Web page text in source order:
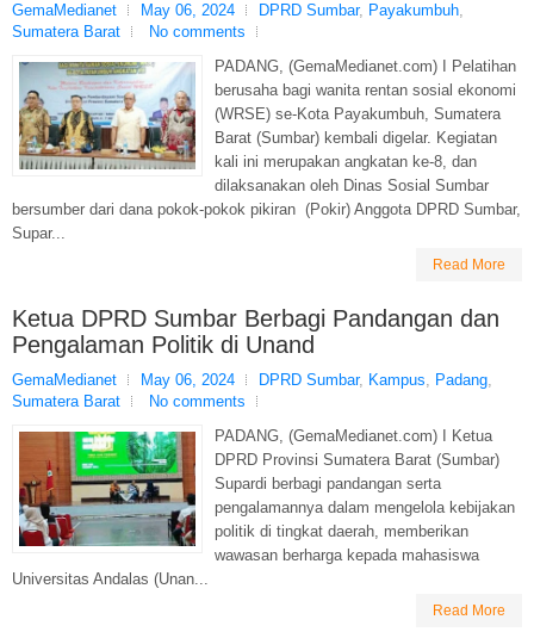
GemaMedianet May 06, 2024 DPRD Sumbar, Payakumbuh,
Sumatera Barat
No comments
PADANG, (GemaMedianet.com) I Pelatihan
berusaha bagi wanita rentan sosial ekonomi
(WRSE) se-Kota Payakumbuh, Sumatera
Barat (Sumbar) kembali digelar. Kegiatan
kali ini merupakan angkatan ke-8, dan
dilaksanakan oleh Dinas Sosial Sumbar
bersumber dari dana pokok-pokok pikiran (Pokir) Anggota DPRD Sumbar,
Supar...
Read More
Ketua DPRD Sumbar Berbagi Pandangan dan
Pengalaman Politik di Unand
GemaMedianet May 06, 2024 DPRD Sumbar, Kampus, Padang,
Sumatera Barat
No comments
PADANG, (GemaMedianet.com) I Ketua
DPRD Provinsi Sumatera Barat (Sumbar)
Supardi berbagi pandangan serta
pengalamannya dalam mengelola kebijakan
politik di tingkat daerah, memberikan
wawasan berharga kepada mahasiswa
Universitas Andalas (Unan...
Read More